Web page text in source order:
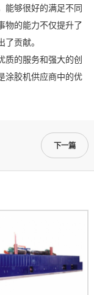
能够很好的满足不同
物的能力不仅提升了
贡献。
的服务和强大的创
涂胶机供应商中的优
下一篇